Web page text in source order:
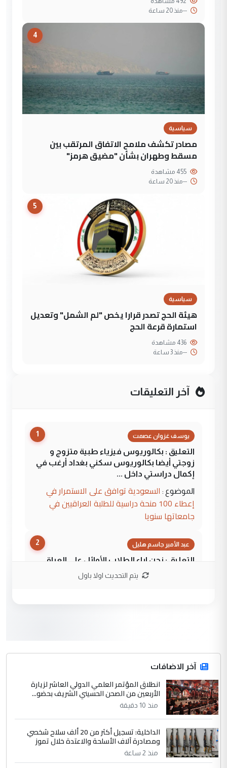
--منذ 20 ساعة
4
سياسية
مصادر تكشف ملامح الاتفاق المرتقب بين
مسقط وطهران بشأن "مضيق هرمز"
--منذ 20 ساعة
5
سياسية
هيئة الحج تصدر قرارا يخص "لم الشمل" وتعديل
استمارة قرعة الحج
--منذ 3 ساعة
آخر التعليقات
1 يوسف غزوان عصمت
التعليق : بكالوريوس فيزياء طبية متزوج و
زوجتي أيضا بكالوريوس سكني بغداد أرغب في
إكمال دراستي داخل ...
الموضوع : السعودية توافق على الاستمرار في
إعطاء 100 منحة دراسية للطلبة العراقيين في
جامعاتها سنويا
2 عبد الأمير جاسم هليل
التعليق : نحن اباء الطلاب الأوائل على العراق
نتشرف بلقاء السيد احمد الصافي في العتبات
التعليق : قرار مستعجل جدا ولامصلحة فيه
للوزاره ولا للمواطن القرار الصائب يكون بعد
الاستماع للمدير ومغرفة ...
الموضوع :
وزير الصحة يعفي مدير مستشفى الكرخ
العام في بغداد
4 سردار
التعليق : واحد من عصابة علي ماما يسقط
جنسية الرافد الثالث للعراق ومن اصول عريقة
يتم التحديث اولا باول
آخر الاضافات
انطلاق المؤتمر العلمي الدولي العاشر لزيارة
الأربعين من الصحن الحسيني الشريف بحضو...
منذ 10 دقيقة
الداخلية: تسجيل أكثر من 20 ألف سلاح شخصي
ومصادرة آلاف الأسلحة والاعتدة خلال تموز
منذ 2 ساعة